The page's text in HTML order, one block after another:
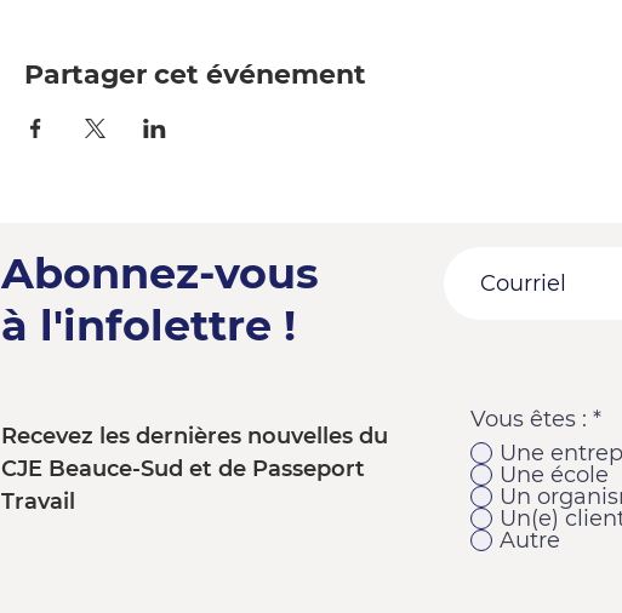
Partager cet événement
Abonnez-vous
à l'infolettre !
Recevez les dernières nouvelles du
CJE Beauce-Sud et de Passeport
Travail
Vous êtes : *
Une
Une école
Un
Un(e)
Autre